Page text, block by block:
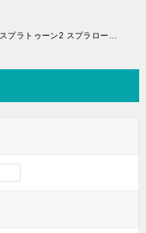
スプラトゥーン2 スプラローラーコラボ（ロラコラ） ブキ サブ スペシャル 特徴 評価 射程